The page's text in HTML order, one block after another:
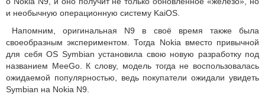
и необычную операционную систему KaiOS.
Напомним, оригинальная N9 в своё время также была
своеобразным экспериментом. Тогда Nokia вместо привычной
для себя OS Symbian установила свою новую разработку под
названием MeeGo. К слову, модель тогда не воспользовалась
ожидаемой популярностью, ведь покупатели ожидали увидеть
Symbian на Nokia N9.